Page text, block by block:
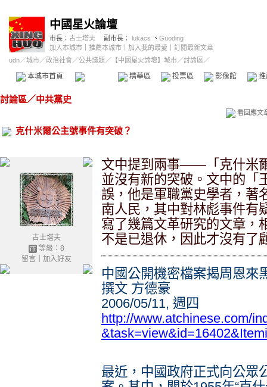
中國星火論壇
市長： 古士塔夫 副市長： lukacs 、 Guoding
加入本城市
推薦本城市 加入我的最愛
訂閱最新文章
udn／城市／政治社會 ／公共議題 ／ 【中國星火論壇】城市／討論區／
本城市首頁 精華區 投票區 影像館
討論區／中共黨史
看回應文
克什米爾公主號事件有突破？
古士塔夫
等級：8
留言｜ 加入好友
文中提到兩事——「克什米
並沒有新的突破。文中的「
誤，他是軍職黨史學者，著
南人民，其中對林彪事件有
寫了幾篇文革研究的文章，
不是已退休，因此才沒有了
中國公開機密檔案揭周恩來
撰文 方德豪
2006/05/11, 週四
http://www.atchinese.com/
最近，中國政府正式向公眾